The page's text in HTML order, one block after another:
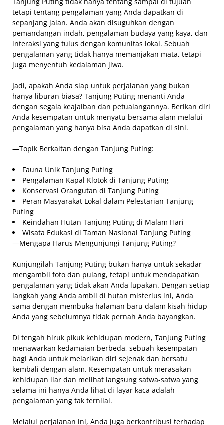
tetapi tentang pengalaman yang Anda dapatkan di
sepanjang jalan. Anda akan disuguhkan dengan
pemandangan indah, pengalaman budaya yang kaya, dan
interaksi yang tulus dengan komunitas lokal. Sebuah
pengalaman yang tidak hanya memanjakan mata, tetapi
juga menyentuh kedalaman jiwa.
Jadi, apakah Anda siap untuk perjalanan yang bukan
hanya liburan biasa? Tanjung Puting menanti Anda
dengan segala keajaiban dan petualangannya. Berikan diri
Anda kesempatan untuk menyatu bersama alam melalui
pengalaman yang hanya bisa Anda dapatkan di sini.
—Topik Berkaitan dengan Tanjung Puting:
Fauna Unik Tanjung Puting
Pengalaman Kapal Klotok di Tanjung Puting
Konservasi Orangutan di Tanjung Puting
Peran Masyarakat Lokal dalam Pelestarian Tanjung
Puting
Keindahan Hutan Tanjung Puting di Malam Hari
Wisata Edukasi di Taman Nasional Tanjung Puting
—Mengapa Harus Mengunjungi Tanjung Puting?
Kunjungilah Tanjung Puting bukan hanya untuk sekadar
mengambil foto dan pulang, tetapi untuk mendapatkan
pengalaman yang tidak akan Anda lupakan. Dengan setiap
langkah yang Anda ambil di hutan misterius ini, Anda
sama dengan membuka halaman baru dalam kisah hidup
Anda yang sebelumnya tidak pernah Anda bayangkan.
Di tengah hiruk pikuk kehidupan modern, Tanjung Puting
menawarkan kedamaian berbeda, sebuah kesempatan
bagi Anda untuk melarikan diri sejenak dan bersatu
kembali dengan alam. Kesempatan untuk merasakan
kehidupan liar dan melihat langsung satwa-satwa yang
selama ini hanya Anda lihat di layar kaca adalah
pengalaman yang tak ternilai.
Melalui perjalanan ini, Anda juga berkontribusi terhadap